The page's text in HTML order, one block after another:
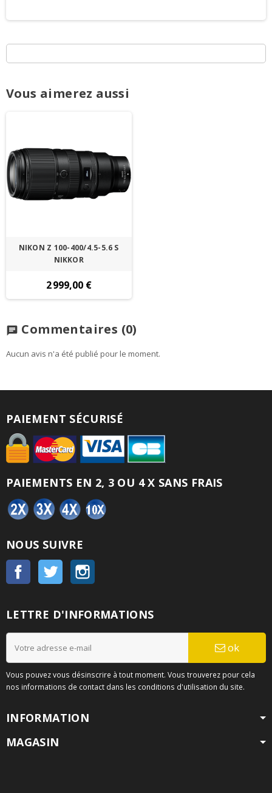
Vous aimerez aussi
NIKON Z 100-400/4.5-5.6 S
NIKKOR
2 999,00 €
chat Commentaires (0)
Aucun avis n'a été publié pour le moment.
PAIEMENT SÉCURISÉ
PAIEMENTS EN 2, 3 OU 4 X SANS FRAIS
NOUS SUIVRE
Facebook Twitter
LETTRE D'INFORMATIONS
ok
Vous pouvez vous désinscrire à tout moment. Vous trouverez pour cela
nos informations de contact dans les conditions d'utilisation du site.
INFORMATION
MAGASIN